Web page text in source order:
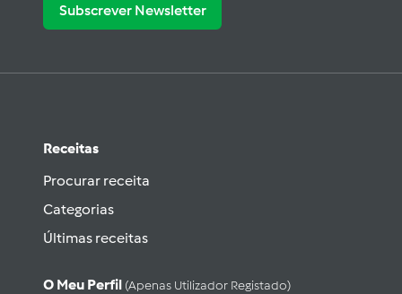
Subscrever Newsletter
Receitas
Procurar receita
Categorias
Últimas receitas
O Meu Perfil (apenas Utilizador Registado)